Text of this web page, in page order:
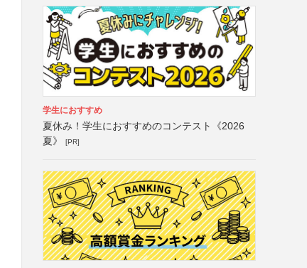
学生におすすめ
夏休み！学生におすすめのコンテスト《2026
夏》
[PR]